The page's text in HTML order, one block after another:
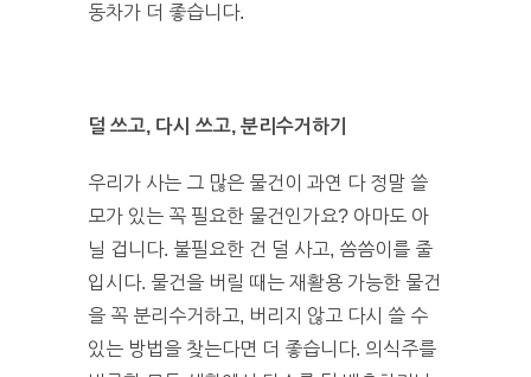
동차가 더 좋습니다.
덜 쓰고, 다시 쓰고, 분리수거하기
우리가 사는 그 많은 물건이 과연 다 정말 쓸
모가 있는 꼭 필요한 물건인가요? 아마도 아
닐 겁니다. 불필요한 건 덜 사고, 씀씀이를 줄
입시다. 물건을 버릴 때는 재활용 가능한 물건
을 꼭 분리수거하고, 버리지 않고 다시 쓸 수
있는 방법을 찾는다면 더 좋습니다. 의식주를